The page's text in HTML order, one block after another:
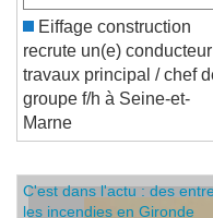
Eiffage construction
recrute un(e) conducteur
travaux principal / chef de
groupe f/h à Seine-et-
Marne
C'est dans l'actu : des